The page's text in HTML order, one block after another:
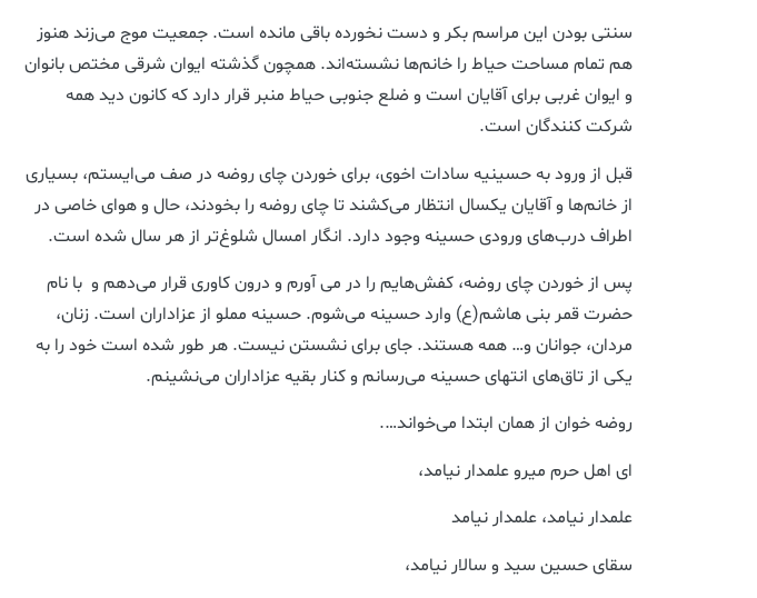
سنتی بودن این مراسم بکر و دست نخورده باقی مانده است. جمعیت موج می‌زند هنوز
هم تمام مساحت حیاط را خانم‌ها نشسته‌اند. همچون گذشته ایوان شرقی مختص بانوان
و ایوان غربی برای آقایان است و ضلع جنوبی حیاط منبر قرار دارد که کانون دید همه
شرکت کنندگان است.
قبل از ورود به حسینیه سادات اخوی، برای خوردن چای روضه در صف می‌ایستم، بسیاری
از خانم‌ها و آقایان یکسال انتظار می‌کشند تا چای روضه را بخودند، حال و هوای خاصی در
اطراف درب‌های ورودی حسینه وجود دارد. انگار امسال شلوغ‌تر از هر سال شده است.
پس از خوردن چای روضه، کفش‌هایم را در می آورم و درون کاوری قرار می‌دهم و با نام
حضرت قمر بنی هاشم(ع) وارد حسینه می‌شوم. حسینه مملو از عزاداران است. زنان،
مردان، جوانان و… همه هستند. جای برای نشستن نیست. هر طور شده است خود را به
یکی از تاق‌های انتهای حسینه می‌رسانم و کنار بقیه عزاداران می‌نشینم.
روضه خوان از همان ابتدا می‌خواند….
ای اهل حرم میرو علمدار نیامد،
علمدار نیامد، علمدار نیامد
سقای حسین سید و سالار نیامد،